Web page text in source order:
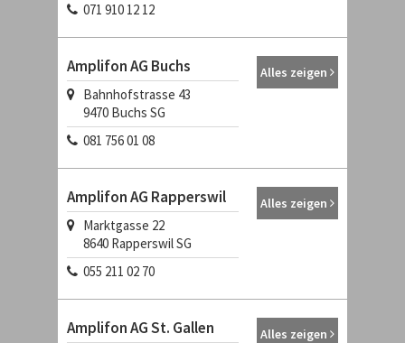
071 910 12 12
Amplifon AG Buchs
Bahnhofstrasse 43
9470 Buchs SG
081 756 01 08
Alles zeigen
Amplifon AG Rapperswil
Marktgasse 22
8640 Rapperswil SG
055 211 02 70
Alles zeigen
Amplifon AG St. Gallen Alles zeigen